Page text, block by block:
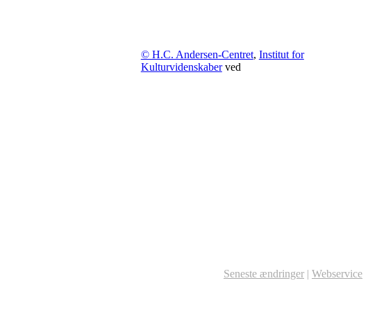
© H.C. Andersen-Centret, Institut for
Kulturvidenskaberved
Seneste ændringer | Webservice